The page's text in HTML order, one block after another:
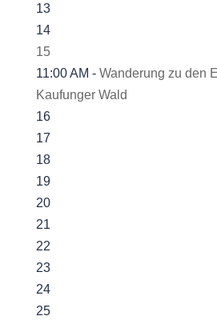
13
14
15
11:00 AM - Wanderung zu den
Kaufunger Wald
16
17
18
19
20
21
22
23
24
25